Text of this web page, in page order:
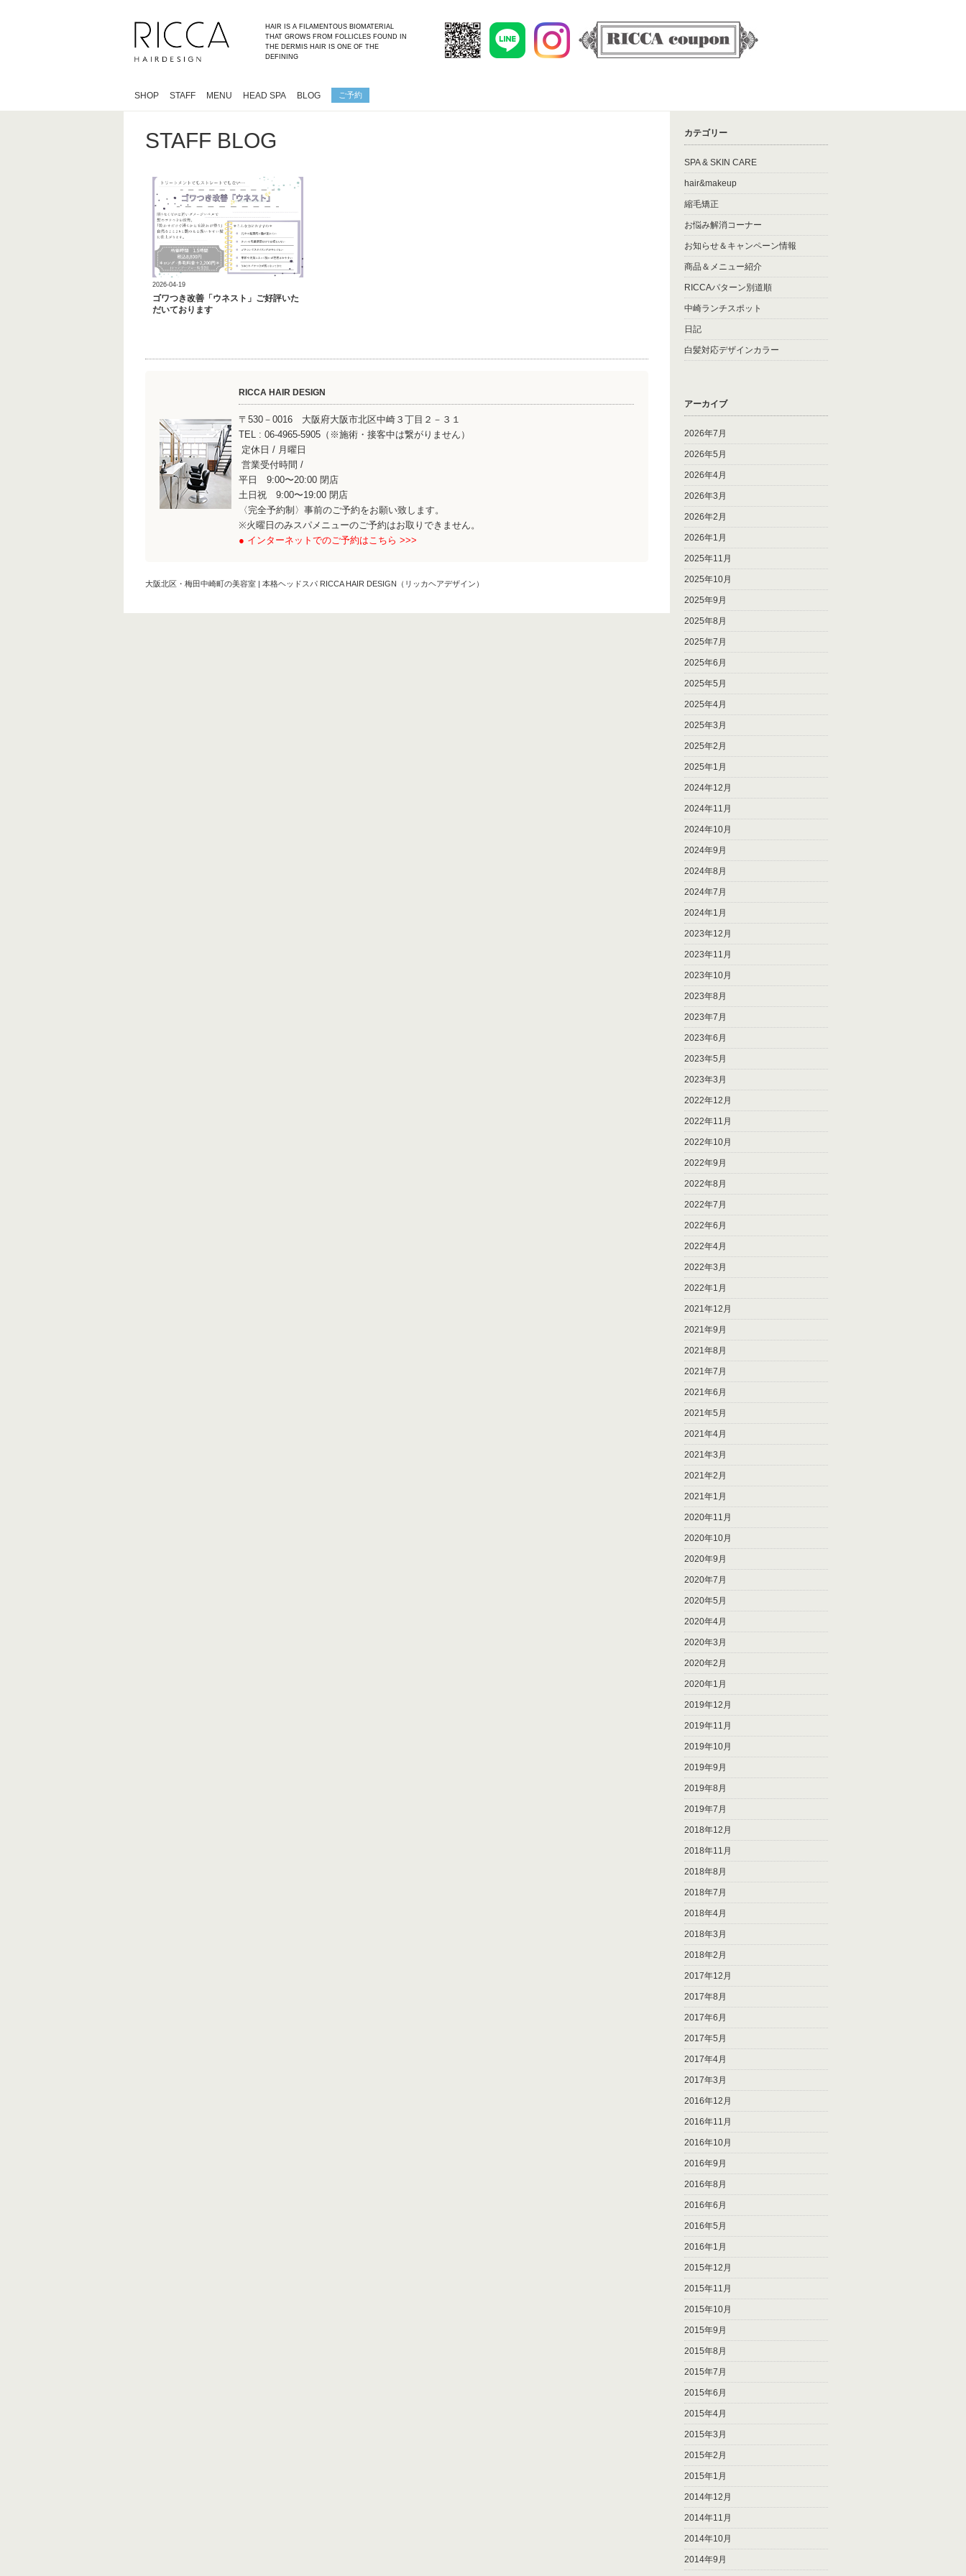
HAIR IS A FILAMENTOUS BIOMATERIAL
THAT GROWS FROM FOLLICLES FOUND IN
THE DERMIS HAIR IS ONE OF THE
DEFINING
SHOP STAFF MENU HEAD SPA BLOG ご予約
STAFF BLOG
2026-04-19
ゴワつき改善「ウネスト」ご好評いた
だいております
RICCA HAIR DESIGN
〒530－0016 大阪府大阪市北区中崎３丁目２－３１
TEL : 06-4965-5905（※施術・接客中は繋がりません）
定休日 / 月曜日
営業受付時間 /
平日 9:00〜20:00 閉店
土日祝 9:00〜19:00 閉店
〈完全予約制〉事前のご予約をお願い致します。
※火曜日のみスパメニューのご予約はお取りできません。
● インターネットでのご予約はこちら >>>
大阪北区・梅田中崎町の美容室 | 本格ヘッドスパ RICCA HAIR DESIGN（リッカヘアデザイン）
カテゴリー
SPA & SKIN CARE
hair&makeup
縮毛矯正
お悩み解消コーナー
お知らせ＆キャンペーン情報
商品＆メニュー紹介
RICCAパターン別道順
中崎ランチスポット
日記
白髪対応デザインカラー
アーカイブ
2026年7月
2026年5月
2026年4月
2026年3月
2026年2月
2026年1月
2025年11月
2025年10月
2025年9月
2025年8月
2025年7月
2025年6月
2025年5月
2025年4月
2025年3月
2025年2月
2025年1月
2024年12月
2024年11月
2024年10月
2024年9月
2024年8月
2024年7月
2024年1月
2023年12月
2023年11月
2023年10月
2023年8月
2023年7月
2023年6月
2023年5月
2023年3月
2022年12月
2022年11月
2022年10月
2022年9月
2022年8月
2022年7月
2022年6月
2022年4月
2022年3月
2022年1月
2021年12月
2021年9月
2021年8月
2021年7月
2021年6月
2021年5月
2021年4月
2021年3月
2021年2月
2021年1月
2020年11月
2020年10月
2020年9月
2020年7月
2020年5月
2020年4月
2020年3月
2020年2月
2020年1月
2019年12月
2019年11月
2019年10月
2019年9月
2019年8月
2019年7月
2018年12月
2018年11月
2018年8月
2018年7月
2018年4月
2018年3月
2018年2月
2017年12月
2017年8月
2017年6月
2017年5月
2017年4月
2017年3月
2016年12月
2016年11月
2016年10月
2016年9月
2016年8月
2016年6月
2016年5月
2016年1月
2015年12月
2015年11月
2015年10月
2015年9月
2015年8月
2015年7月
2015年6月
2015年4月
2015年3月
2015年2月
2015年1月
2014年12月
2014年11月
2014年10月
2014年9月